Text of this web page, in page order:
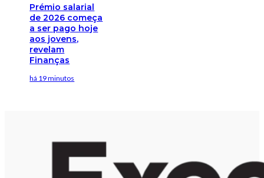
Prémio salarial
de 2026 começa
a ser pago hoje
aos jovens,
revelam
Finanças
há 19 minutos